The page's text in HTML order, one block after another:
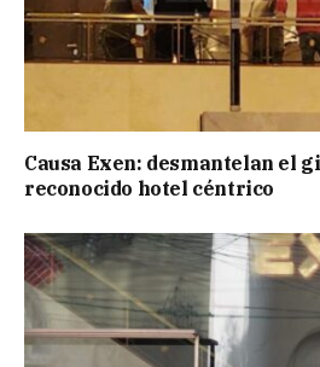
Causa Exen: desmantelan el
reconocido hotel céntrico